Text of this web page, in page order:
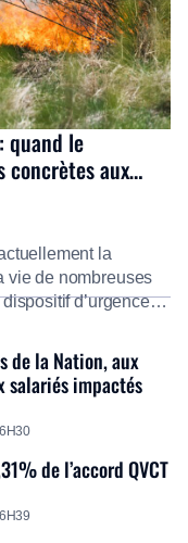
quand le
concrètes aux
la
vie de nombreuses
d’urgence
mobilise
un diagnostic
faire face aux
de la Nation, aux
salariés impactés
de l’accord QVCT